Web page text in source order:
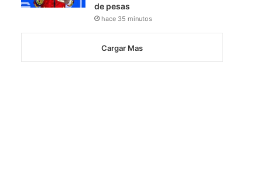
de pesas
hace 35 minutos
Cargar Mas